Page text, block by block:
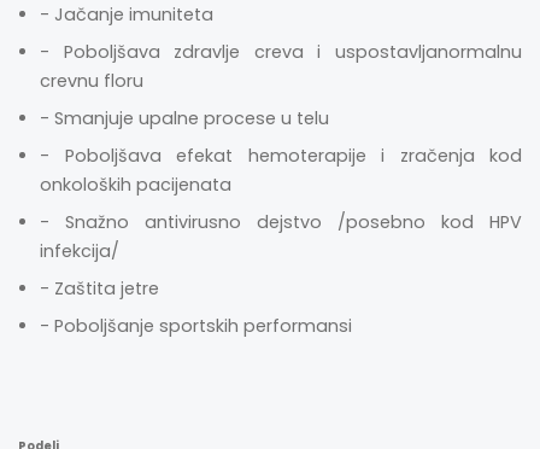
- Jačanje imuniteta
- Poboljšava zdravlje creva i uspostavljanormalnu
crevnu floru
- Smanjuje upalne procese u telu
- Poboljšava efekat hemoterapije i zračenja kod
onkoloških pacijenata
- Snažno antivirusno dejstvo /posebno kod HPV
infekcija/
- Zaštita jetre
- Poboljšanje sportskih performansi
Podeli